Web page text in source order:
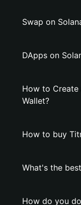
Swap on
DApps on
How to Create
Wallet?
How to buy
What's the
How do you